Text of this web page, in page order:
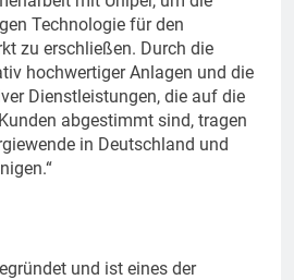
Technologie für den
zu erschließen. Durch die
hochwertiger Anlagen und die
Dienstleistungen, die auf die
abgestimmt sind, tragen
in Deutschland und
und ist eines der